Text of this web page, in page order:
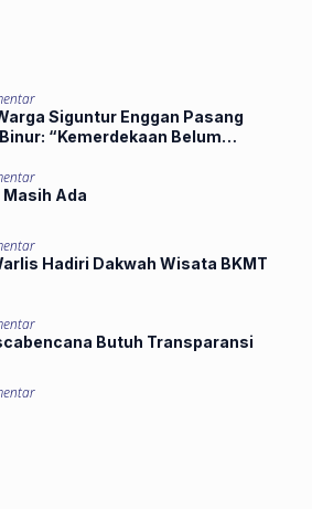
Siguntur Enggan Pasang
“Kemerdekaan Belum
Ada
Hadiri Dakwah Wisata BKMT
Butuh Transparansi